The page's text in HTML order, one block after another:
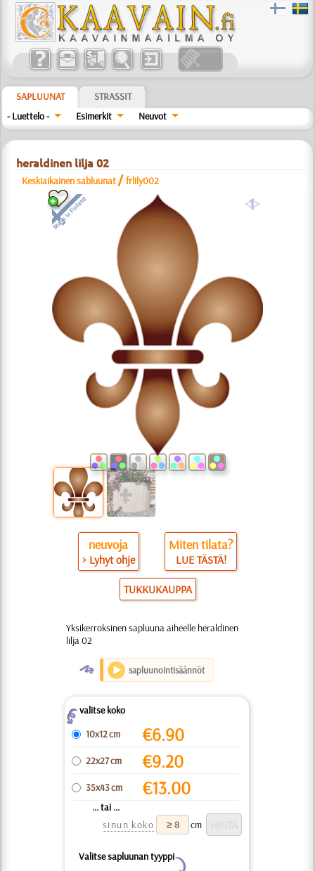
SAPLUUNAT
STRASSIT
- Luettelo -
Esimerkit Neuvot
heraldinen lilja 02
Keskiaikainen sabluunat /frlily002
a
neuvoja
> Lyhyt ohje
Miten tilata?
LUE TÄSTÄ!
TUKKUKAUPPA
Yksikerroksinen sapluuna aiheelle heraldinen
lilja 02
O sapluunointisäännöt
Zvalitse koko
10x12 cm
€6.90
22x27 cm €9.20
35x43 cm €13.00
... tai ...
sinun koko
cm
Valitse sapluunan tyyppi
Y